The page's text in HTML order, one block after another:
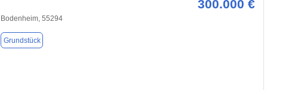
300.000 €
Bodenheim, 55294
Grundstück